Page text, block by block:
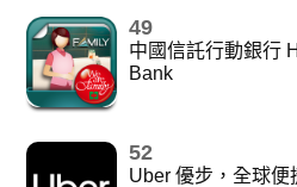
49
中國信託行動銀行
Bank
52
Uber 優步，全球便